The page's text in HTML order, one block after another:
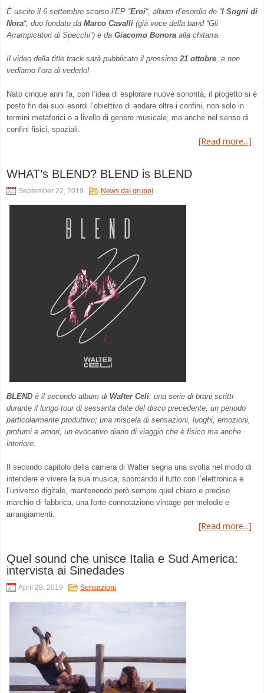
È uscito il 6 settembre scorso l’EP “Eroi“, album d’esordio de “I Sogni di
Nora“, duo fondato da Marco Cavalli (già voce della band “Gli
Arrampicatori di Specchi”) e da Giacomo Bonora alla chitarra.
Il video della title track sarà pubblicato il prossimo 21 ottobre , e non
vediamo l’ora di vederlo!
Nato cinque anni fa, con l’idea di esplorare nuove sonorità, il progetto si è
posto fin dai suoi esordi l’obiettivo di andare oltre i confini, non solo in
termini metaforici o a livello di genere musicale, ma anche nel senso di
confini fisici, spaziali.
[Read more...]
WHAT’s BLEND? BLEND is BLEND
September 22, 2019 News dai gruppi
BLEND è il secondo album di Walter Celi: una serie di brani scritti
durante il lungo tour di sessanta date del disco precedente, un periodo
particolarmente produttivo; una miscela di sensazioni, luoghi, emozioni,
profumi e amori, un evocativo diario di viaggio che è fisico ma anche
interiore.
Il secondo capitolo della carriera di Walter segna una svolta nel modo di
intendere e vivere la sua musica, sporcando il tutto con l’elettronica e
l’universo digitale, mantenendo però sempre quel chiaro e preciso
marchio di fabbrica, una forte connotazione vintage per melodie e
arrangiamenti.
[Read more...]
Quel sound che unisce Italia e Sud America:
intervista ai Sinedades
April 28, 2019 Sensazioni